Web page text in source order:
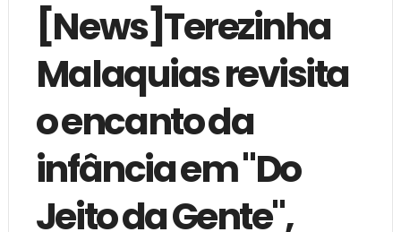
[News]Terezinha
Malaquias revisita
o encanto da
infância em "Do
Jeito da Gente",